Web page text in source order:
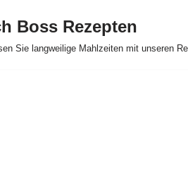
Boss Rezepten
Sie langweilige Mahlzeiten mit unseren